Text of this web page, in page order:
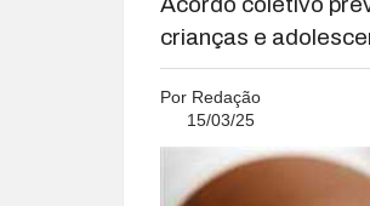
crianças e
Por Redação
15/03/25